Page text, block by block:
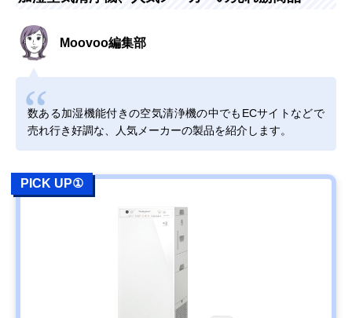
Moovoo編集部
数ある加湿機能付きの空気清浄機の中でもECサイトなどで
売れ行き好調な、人気メーカーの製品を紹介します。
PICK UP①